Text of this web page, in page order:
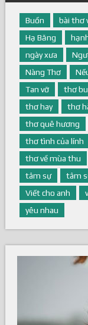
Buồn bài thơ
Hạ Băng
ngày xưa
Nàng Thơ
Tan vỡ
thơ
thơ hay
thơ
thơ quê hương
thơ tình của lính
thơ về mùa thu
tâm sự
tâm
Viết cho anh
yêu nhau